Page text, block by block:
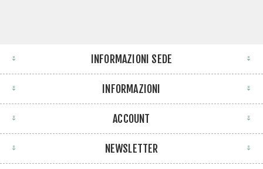
INFORMAZIONI SEDE
INFORMAZIONI
ACCOUNT
NEWSLETTER